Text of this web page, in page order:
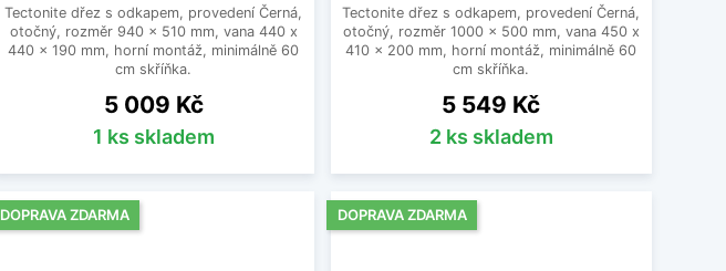
Tectonite dřez s odkapem, provedení Černá,
otočný, rozměr 940 x 510 mm, vana 440 x
440 x 190 mm, horní montáž, minimálně 60
cm skříňka.
Cena
5 009 Kč
1 ks skladem
Tectonite dřez s odkapem, provedení Černá,
otočný, rozměr 1000 x 500 mm, vana 450 x
410 x 200 mm, horní montáž, minimálně 60
cm skříňka.
Cena
5 549 Kč
2 ks skladem
DOPRAVA ZDARMA DOPRAVA ZDARMA